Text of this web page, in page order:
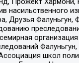
насильственного
Друзья Фалуньгун,
школ